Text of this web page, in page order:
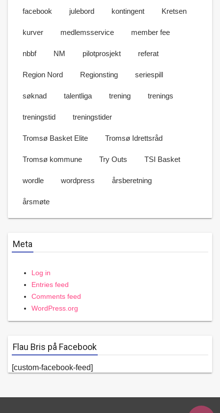
facebook julebord kontingent Kretsen
kurver medlemsservice member fee
nbbf NM pilotprosjekt referat
Region Nord Regionsting seriespill
søknad talentliga trening trenings
treningstid treningstider
Tromsø Basket Elite Tromsø Idrettsråd
Tromsø kommune Try Outs TSI Basket
wordle wordpress årsberetning
årsmøte
Meta
Log in
Entries feed
Comments feed
WordPress.org
Flau Bris på Facebook
[custom-facebook-feed]